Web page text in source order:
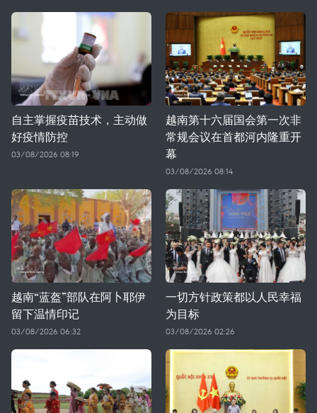
自主掌握疫苗技术，主动做
好疫情防控
03/08/2026 08:19
越南第十六届国会第一次非
常规会议在首都河内隆重开
幕
03/08/2026 08:14
越南“蓝盔”部队在阿卜耶伊
留下温情印记
03/08/2026 06:32
一切方针政策都以人民幸福
为目标
03/08/2026 02:26